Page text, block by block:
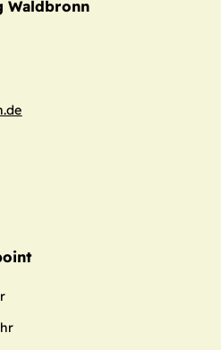
Waldbronn